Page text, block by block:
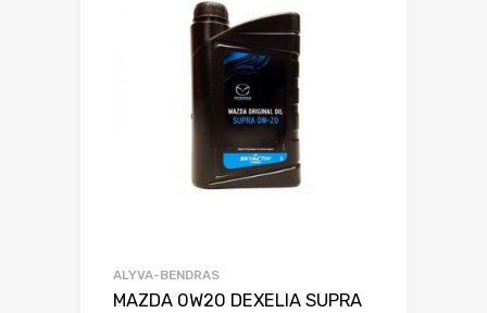
ALYVA-BENDRAS
MAZDA 0W20 DEXELIA SUPRA